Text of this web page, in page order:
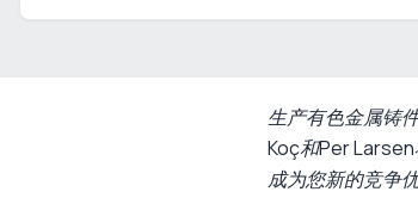
生产有色金属铸
Koç和Per
成为您新的竞争优